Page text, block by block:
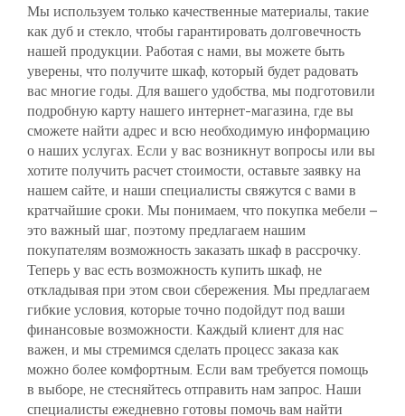
Угловые системы
Встроенные решения для дачи
Платяные шкафы купе
Онлайн расчет
Лофтовый стиль
Шкафы купе с фотопечатью
Шкафы до потолка
С дизайном 2020
Мы используем только качественные материалы, такие
как дуб и стекло, чтобы гарантировать долговечность
нашей продукции. Работая с нами, вы можете быть
уверены, что получите шкаф, который будет радовать
вас многие годы. Для вашего удобства, мы подготовили
подробную карту нашего интернет-магазина, где вы
сможете найти адрес и всю необходимую информацию
о наших услугах. Если у вас возникнут вопросы или вы
хотите получить расчет стоимости, оставьте заявку на
нашем сайте, и наши специалисты свяжутся с вами в
кратчайшие сроки. Мы понимаем, что покупка мебели –
это важный шаг, поэтому предлагаем нашим
покупателям возможность заказать шкаф в рассрочку.
Теперь у вас есть возможность купить шкаф, не
откладывая при этом свои сбережения. Мы предлагаем
гибкие условия, которые точно подойдут под ваши
финансовые возможности. Каждый клиент для нас
важен, и мы стремимся сделать процесс заказа как
можно более комфортным. Если вам требуется помощь
в выборе, не стесняйтесь отправить нам запрос. Наши
специалисты ежедневно готовы помочь вам найти